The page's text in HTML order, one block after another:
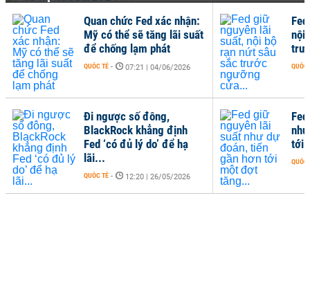
tới
QUỐC
Quan chức Fed xác nhận:
Mỹ có thể sẽ tăng lãi suất
để chống lạm phát
QUỐC TẾ - 07:21 | 04/06/2026
Đi ngược số đông,
BlackRock khẳng định
Fed ‘có đủ lý do’ để hạ
lãi...
QUỐC TẾ - 12:20 | 26/05/2026
nội
QUỐC